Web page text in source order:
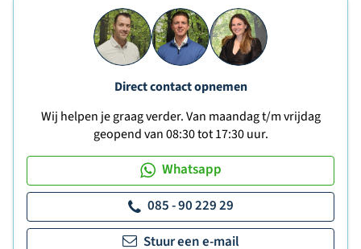
Direct contact opnemen
Wij helpen je graag verder. Van maandag t/m vrijdag
geopend van 08:30 tot 17:30 uur.
Whatsapp
085 - 90 229 29
Stuur een e-mail